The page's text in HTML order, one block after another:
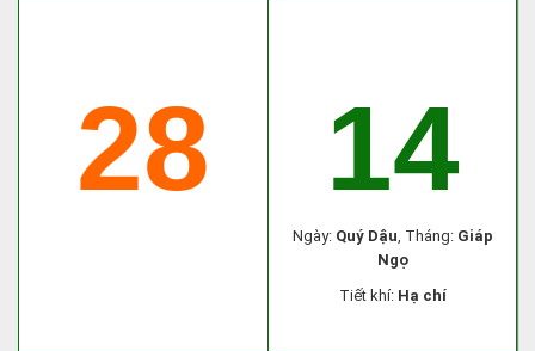
28 14
Ngày: Quý Dậu, Tháng: Giáp
Ngọ
Tiết khí: Hạ chí